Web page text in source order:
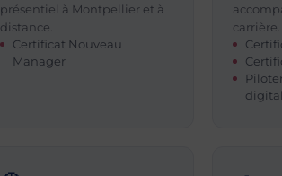
présentiel à Montpellier et à
distance.
Certificat Nouveau
Manager
carrière.